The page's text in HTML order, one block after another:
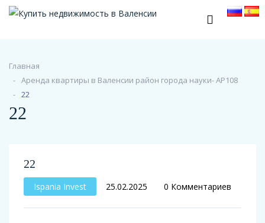
Главная
Аренда квартиры в Валенсии район города науки- АР108
22
22
22
Ispania Invest 25.02.2025 0 Комментариев